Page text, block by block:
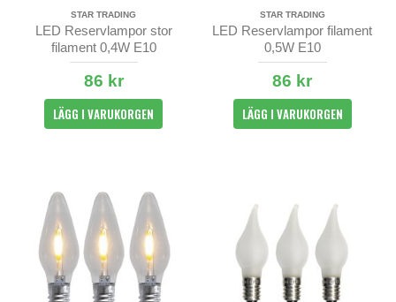
STAR TRADING
LED Reservlampor stor
filament 0,4W E10
86 kr
LÄGG I VARUKORGEN
STAR TRADING
LED Reservlampor filament
0,5W E10
86 kr
LÄGG I VARUKORGEN